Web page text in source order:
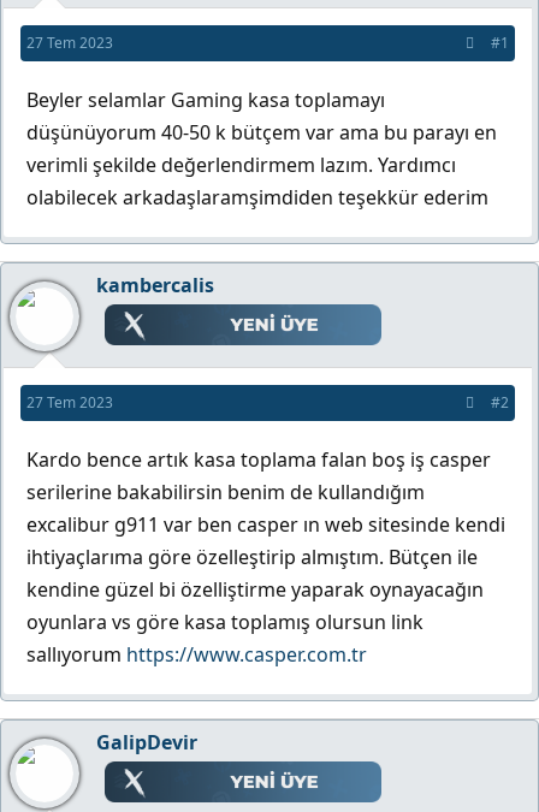
y
u
a
ş
l
a
t
a
n
n
ç
t
a
r
i
h
i
27 Tem 2023 #1
Beyler selamlar Gaming kasa toplamayı
düşünüyorum 40-50 k bütçem var ama bu parayı en
verimli şekilde değerlendirmem lazım. Yardımcı
olabilecek arkadaşlaramşimdiden teşekkür ederim
kambercalis
27 Tem 2023 #2
Kardo bence artık kasa toplama falan boş iş casper
serilerine bakabilirsin benim de kullandığım
excalibur g911 var ben casper ın web sitesinde kendi
ihtiyaçlarıma göre özelleştirip almıştım. Bütçen ile
kendine güzel bi özelliştirme yaparak oynayacağın
oyunlara vs göre kasa toplamış olursun link
sallıyorum https://www.casper.com.tr
GalipDevir